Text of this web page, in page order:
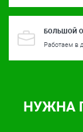
БОЛЬШОЙ
Работаем в
НУЖНА